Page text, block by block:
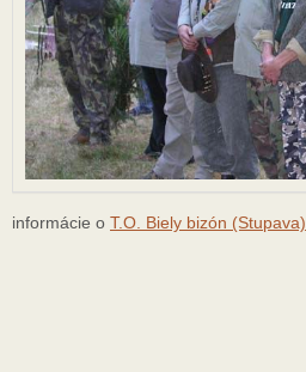
informácie o T.O. Biely bizón (Stupava)